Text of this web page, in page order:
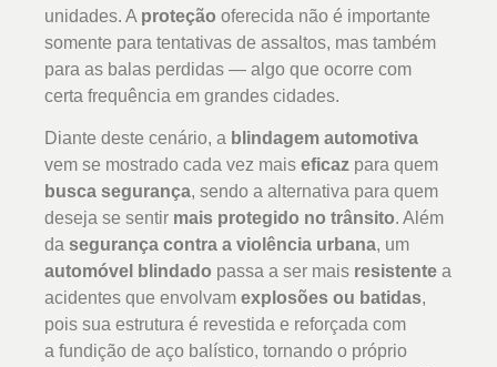
unidades. A proteção oferecida não é importante
somente para tentativas de assaltos, mas também
para as balas perdidas — algo que ocorre com
certa frequência em grandes cidades.
Diante deste cenário, a blindagem automotiva
vem se mostrado cada vez mais eficaz para quem
busca segurança, sendo a alternativa para quem
deseja se sentir mais protegido no trânsito. Além
da segurança contra a violência urbana, um
automóvel blindado passa a ser mais resistente a
acidentes que envolvam explosões ou batidas,
pois sua estrutura é revestida e reforçada com
a fundição de aço balístico, tornando o próprio